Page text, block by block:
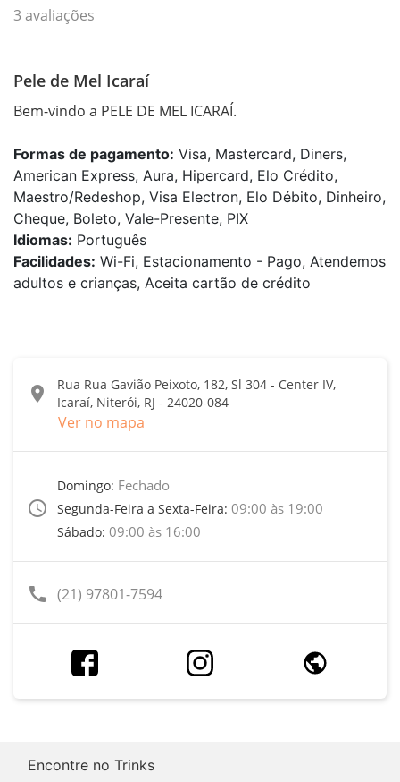
3 avaliações
Pele de Mel Icaraí
Bem-vindo a PELE DE MEL ICARAÍ.
Formas de pagamento: Visa, Mastercard, Diners,
American Express, Aura, Hipercard, Elo Crédito,
Maestro/Redeshop, Visa Electron, Elo Débito, Dinheiro,
Cheque, Boleto, Vale-Presente, PIX
Idiomas: Português
Facilidades: Wi-Fi, Estacionamento - Pago, Atendemos
adultos e crianças, Aceita cartão de crédito
location_on
Rua Rua Gavião Peixoto, 182, Sl 304 - Center IV,
Icaraí, Niterói, RJ - 24020-084
Ver no mapa
access_time
Domingo: Fechado
Segunda-Feira a Sexta-Feira: 09:00 às 19:00
Sábado: 09:00 às 16:00
call (21) 97801-7594
Encontre no Trinks